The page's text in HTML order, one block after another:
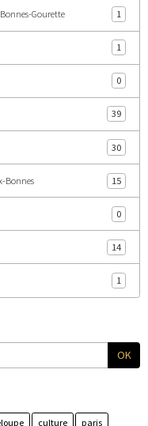
Gourette 1
1
0
39
30
Bonnes 15
0
14
1
OK
culture paris